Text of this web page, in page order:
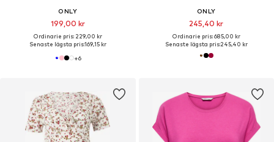
ONLY
199,00 kr
Ordinarie pris: 229,00 kr
Senaste lägsta pris:169,15 kr
+6
ONLY
245,40 kr
Ordinarie pris: 685,00 kr
Senaste lägsta pris:245,40 kr